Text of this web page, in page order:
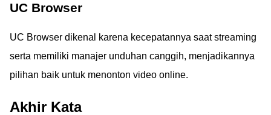
UC Browser
UC Browser dikenal karena kecepatannya saat streaming
serta memiliki manajer unduhan canggih, menjadikannya
pilihan baik untuk menonton video online.
Akhir Kata